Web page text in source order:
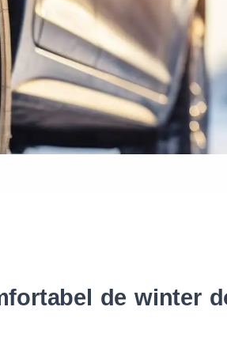
Waar vind ik de maat van mijn
Help mij met bestellen
de winter